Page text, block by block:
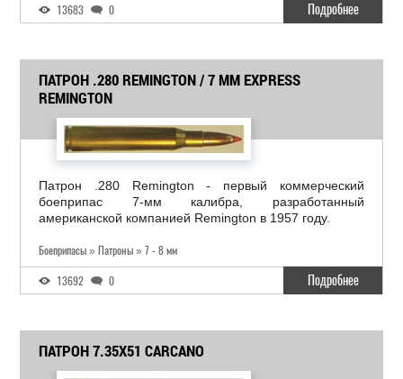
13683 0 Подробнее
ПАТРОН .280 REMINGTON / 7 MM EXPRESS
REMINGTON
Патрон .280 Remington - первый коммерческий
боеприпас 7-мм калибра, разработанный
американской компанией Remington в 1957 году.
Боеприпасы » Патроны » 7 - 8 мм
13692 0 Подробнее
ПАТРОН 7.35X51 CARCANO